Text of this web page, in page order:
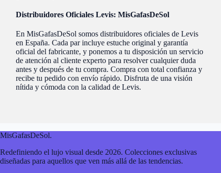
Distribuidores Oficiales Levis: MisGafasDeSol
En MisGafasDeSol somos distribuidores oficiales de Levis
en España. Cada par incluye estuche original y garantía
oficial del fabricante, y ponemos a tu disposición un servicio
de atención al cliente experto para resolver cualquier duda
antes y después de tu compra. Compra con total confianza y
recibe tu pedido con envío rápido. Disfruta de una visión
nítida y cómoda con la calidad de Levis.
MisGafasDeSol.
Redefiniendo el lujo visual desde 2026. Colecciones exclusivas
diseñadas para aquellos que ven más allá de las tendencias.